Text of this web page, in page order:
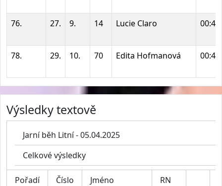
76. 27. 9. 14 Lucie Claro
78. 29. 10. 70 Edita Hofmanová
Výsledky textově
Jarní běh Litní - 05.04.2025
Celkové výsledky
Pořadí Číslo Jméno RN